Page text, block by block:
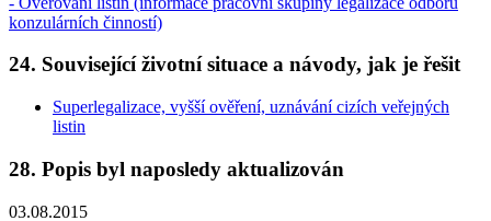
konzulárních činností)
24. Související životní situace a návody, jak je řešit
Superlegalizace, vyšší ověření, uznávání cizích veřejných
listin
28. Popis byl naposledy aktualizován
03.08.2015